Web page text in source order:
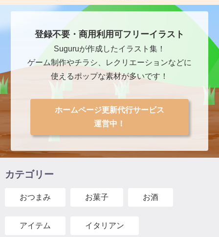
登録不要・商用利用可フリーイラスト
Suguruが作成したイラスト集！
ゲーム制作やチラシ、レクリエーションなどに
使えるポップな素材が多いです！
ホームページ更新代行サービス
運営中！
カテゴリー
おつまみ お菓子 お酒
アイテム イタリアン